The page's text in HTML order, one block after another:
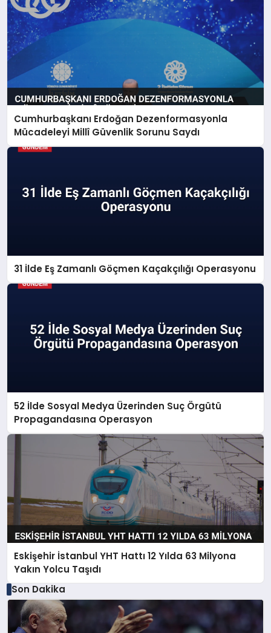
Cumhurbaşkanı Erdoğan Dezenformasyonla
Mücadeleyi Millî Güvenlik Sorunu Saydı
31 İlde Eş Zamanlı Göçmen Kaçakçılığı Operasyonu
52 İlde Sosyal Medya Üzerinden Suç Örgütü
Propagandasına Operasyon
Eskişehir İstanbul YHT Hattı 12 Yılda 63 Milyona
Yakın Yolcu Taşıdı
Son Dakika